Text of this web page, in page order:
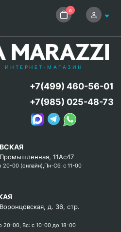
0
МАГАЗИН
11Ас47
20-00 (онлайн),Пн-Сб: с 11-00
д. 36, стр.
20-00, Вс: с 10-00 до 18-00
+7(499) 460-56-01
+7(985) 025-48-73